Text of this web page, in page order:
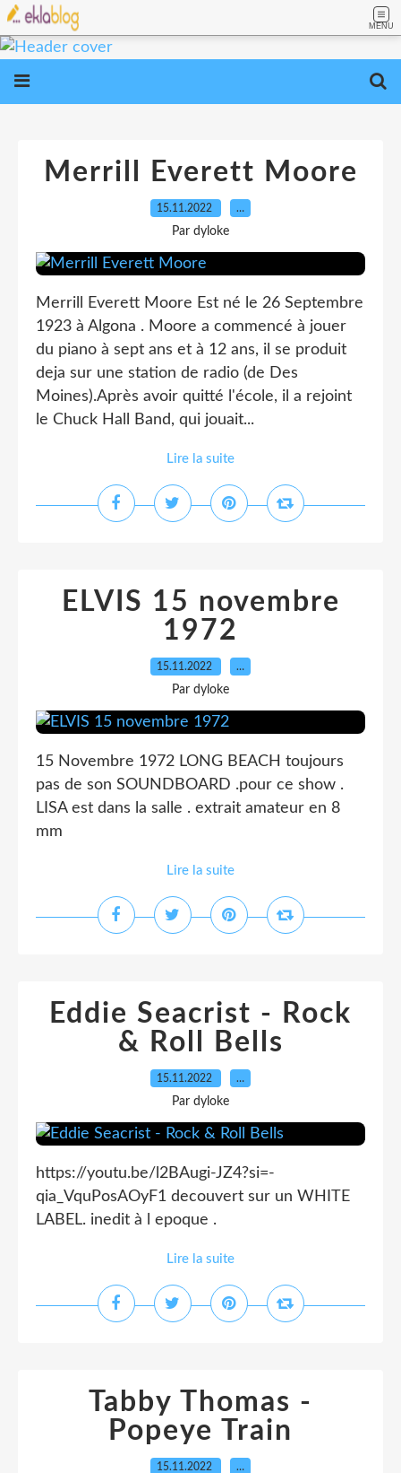
MENU
Merrill Everett Moore
15.11.2022 …
Par dyloke
Merrill Everett Moore Est né le 26 Septembre
1923 à Algona . Moore a commencé à jouer
du piano à sept ans et à 12 ans, il se produit
deja sur une station de radio (de Des
Moines).Après avoir quitté l'école, il a rejoint
le Chuck Hall Band, qui jouait...
Lire la suite
ELVIS 15 novembre
1972
15.11.2022 …
Par dyloke
15 Novembre 1972 LONG BEACH toujours
pas de son SOUNDBOARD .pour ce show .
LISA est dans la salle . extrait amateur en 8
mm
Lire la suite
Eddie Seacrist - Rock
& Roll Bells
15.11.2022 …
Par dyloke
https://youtu.be/l2BAugi-JZ4?si=-
qia_VquPosAOyF1 decouvert sur un WHITE
LABEL. inedit à l epoque .
Lire la suite
Tabby Thomas -
Popeye Train
15.11.2022 …